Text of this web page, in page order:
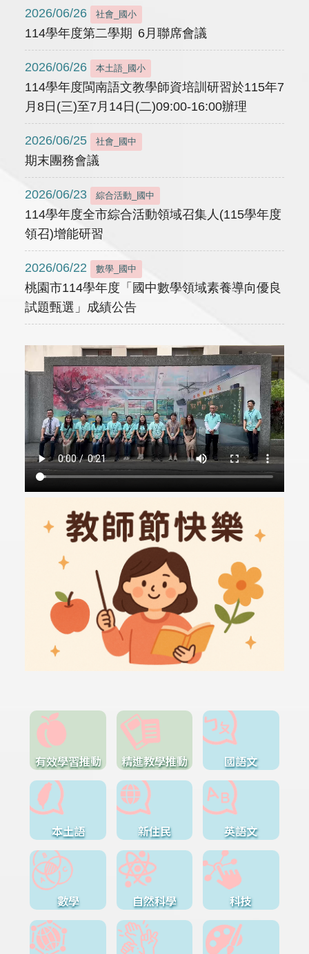
2026/06/26 社會_國小
114學年度第二學期 6月聯席會議
2026/06/26 本土語_國小
114學年度閩南語文教學師資培訓研習於115年7
月8日(三)至7月14日(二)09:00-16:00辦理
2026/06/25 社會_國中
期末團務會議
2026/06/23 綜合活動_國中
114學年度全市綜合活動領域召集人(115學年度
領召)增能研習
2026/06/22 數學_國中
桃園市114學年度「國中數學領域素養導向優良
試題甄選」成績公告
有效學習推動 精進教學推動 國語文
本土語 新住民 英語文
數學 自然科學 科技